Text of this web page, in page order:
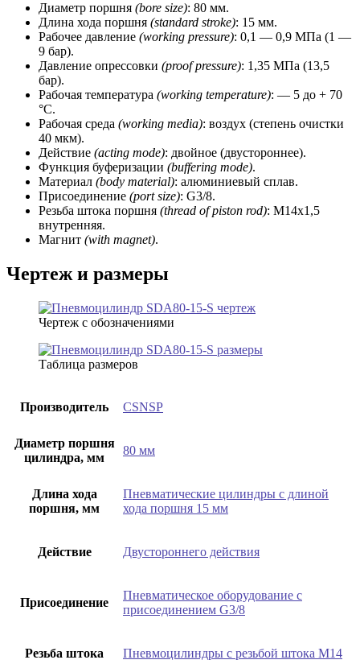
Диаметр поршня (bore size): 80 мм.
Длина хода поршня (standard stroke): 15 мм.
Рабочее давление (working pressure): 0,1 — 0,9 МПа (1 —
9 бар).
Давление опрессовки (proof pressure): 1,35 МПа (13,5
бар).
Рабочая температура (working temperature): — 5 до + 70
°C.
Рабочая среда (working media): воздух (степень очистки
40 мкм).
Действие (acting mode): двойное (двустороннее).
Функция буферизации (buffering mode).
Материал (body material): алюминиевый сплав.
Присоединение (port size): G3/8.
Резьба штока поршня (thread of piston rod): М14х1,5
внутренняя.
Магнит (with magnet).
Чертеж и размеры
Чертеж с обозначениями
Таблица размеров
Производитель CSNSP
Диаметр поршня
цилиндра, мм
80 мм
Длина хода
поршня, мм
Пневматические цилиндры с длиной
хода поршня 15 мм
Действие Двустороннего действия
Присоединение
Пневматическое оборудование с
присоединением G3/8
Резьба штока Пневмоцилиндры с резьбой штока М14